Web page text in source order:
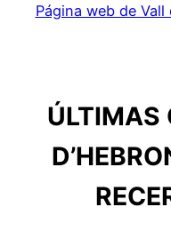
Página web de Vall
ÚLTIMAS